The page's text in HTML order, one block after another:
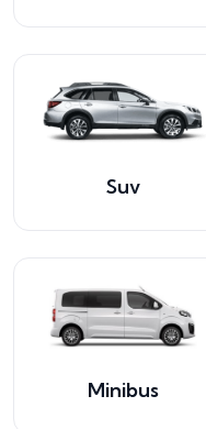
Suv
Minibus